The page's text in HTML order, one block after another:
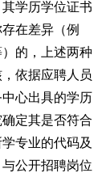
学历学位证书
在差异（例
的，上述两种
依据应聘人员
心出具的学历
定其是否符合
专业的代码及
公开招聘岗位